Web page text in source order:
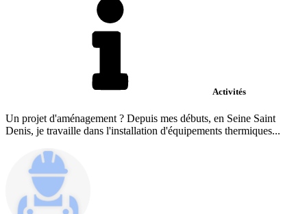
Activités
Un projet d'aménagement ? Depuis mes débuts, en Seine Saint
Denis, je travaille dans l'installation d'équipements thermiques...